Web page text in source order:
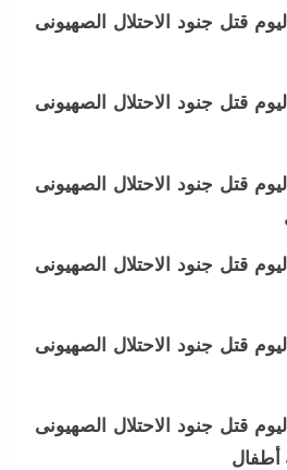
قتل جنود الاحتلال الصهيونى
قتل جنود الاحتلال الصهيونى
قتل جنود الاحتلال الصهيونى
قتل جنود الاحتلال الصهيونى
قتل جنود الاحتلال الصهيونى
قتل جنود الاحتلال الصهيونى
أطفال